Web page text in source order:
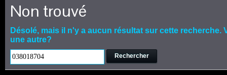
Non trouvé
Désolé, mais il n'y a aucun résultat sur cette recherche.
une autre?
Rechercher